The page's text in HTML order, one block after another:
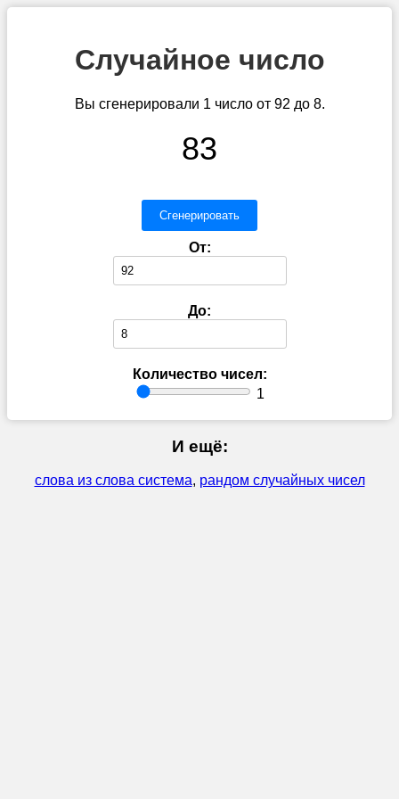
Случайное число
Вы сгенерировали 1 число от 92 до 8.
83
Сгенерировать
От:
До:
Количество чисел:
1
И ещё:
слова из слова система, рандом случайных чисел